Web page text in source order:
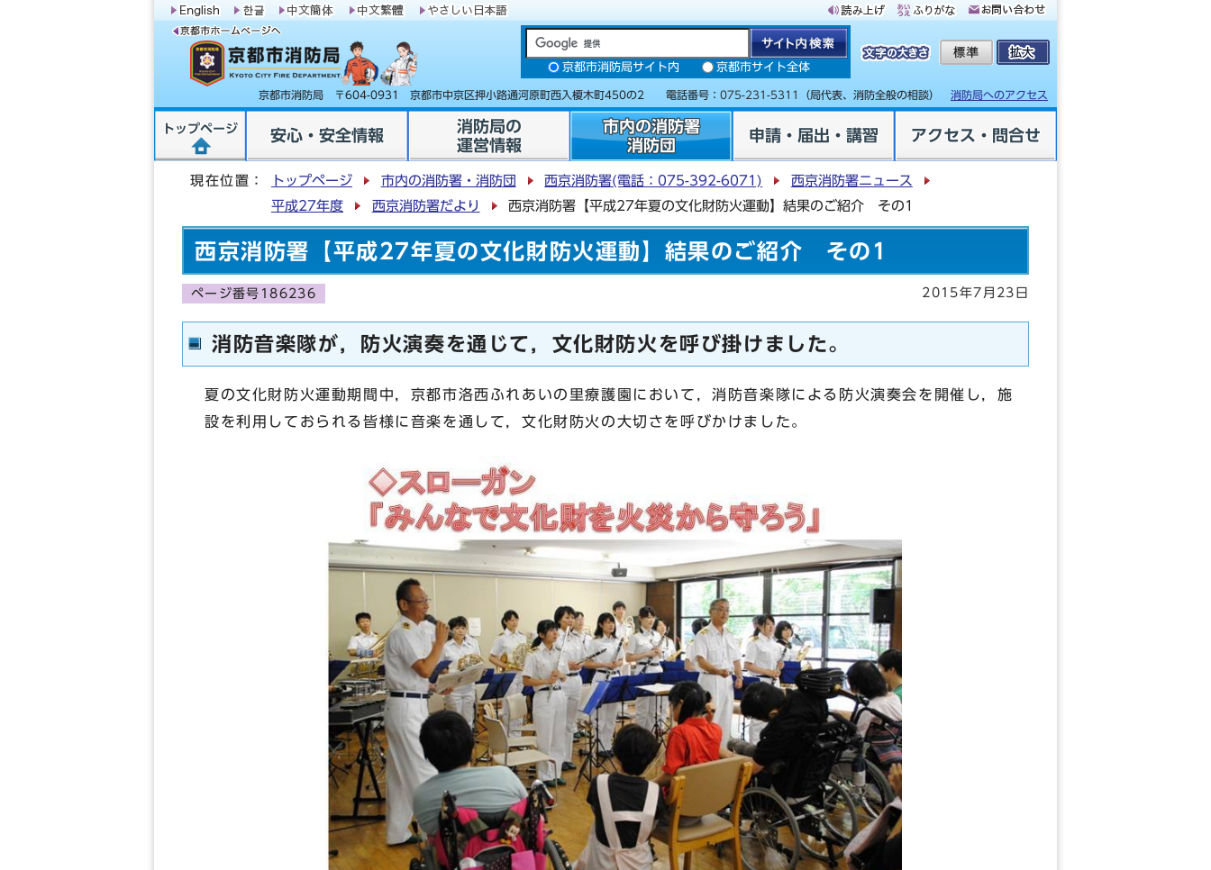
京都市消防局サイト内 京都市サイト全体
京都市消防局 〒604-0931 京都市中京区押小路通河原町西入榎木町450の2 電話番号： 075-231-5311 （局代表、消防全般の相談） 消防局へのアクセス
トップページ 安心・安全情報
消防局の
運営情報
市内の消防署
消防団
申請・届出・講習 アクセス・問合せ
現在位置： トップページ 市内の消防署・消防団 西京消防署(電話：075-392-6071)
西京消防署ニュース
平成27年度
西京消防署だより 西京消防署【平成27年夏の文化財防火運動】結果のご紹介 その1
西京消防署【平成27年夏の文化財防火運動】結果のご紹介 その1
ページ番号186236 2015年7月23日
消防音楽隊が，防火演奏を通じて，文化財防火を呼び掛けました。
夏の文化財防火運動期間中，京都市洛西ふれあいの里療護園において，消防音楽隊による防火演奏会を開催し，施
設を利用しておられる皆様に音楽を通して，文化財防火の大切さを呼びかけました。